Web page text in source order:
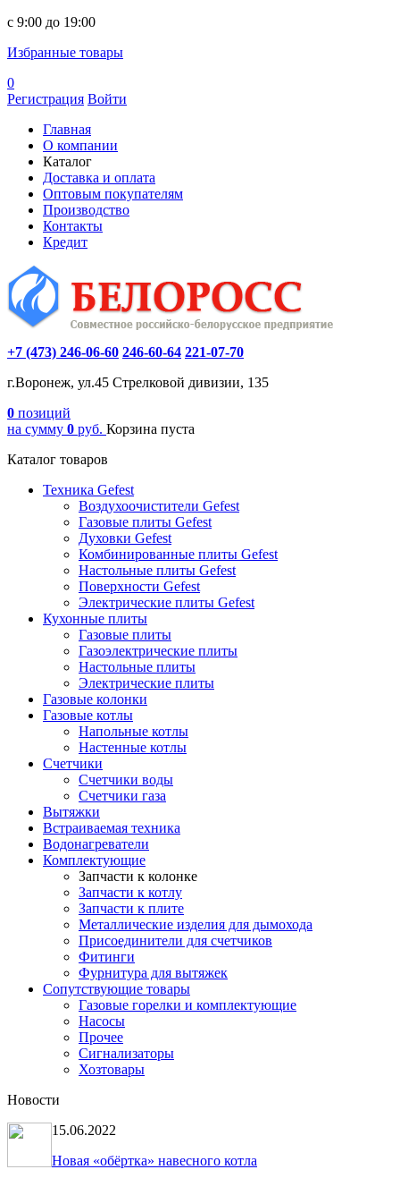
c 9:00 до 19:00
Избранные товары
0
Регистрация Войти
Главная
О компании
Каталог
Доставка и оплата
Оптовым покупателям
Производство
Контакты
Кредит
+7 (473) 246-06-60 246-60-64 221-07-70
г.Воронеж, ул.45 Стрелковой дивизии, 135
0 позиций
на сумму 0 руб. Корзина пуста
Каталог товаров
Техника Gefest
Воздухоочистители Gefest
Газовые плиты Gefest
Духовки Gefest
Комбинированные плиты Gefest
Настольные плиты Gefest
Поверхности Gefest
Электрические плиты Gefest
Кухонные плиты
Газовые плиты
Газоэлектрические плиты
Настольные плиты
Электрические плиты
Газовые колонки
Газовые котлы
Напольные котлы
Настенные котлы
Счетчики
Счетчики воды
Счетчики газа
Вытяжки
Встраиваемая техника
Водонагреватели
Комплектующие
Запчасти к колонке
Запчасти к котлу
Запчасти к плите
Металлические изделия для дымохода
Присоединители для счетчиков
Фитинги
Фурнитура для вытяжек
Сопутствующие товары
Газовые горелки и комплектующие
Насосы
Прочее
Сигнализаторы
Хозтовары
Новости
15.06.2022
Новая «обёртка» навесного котла